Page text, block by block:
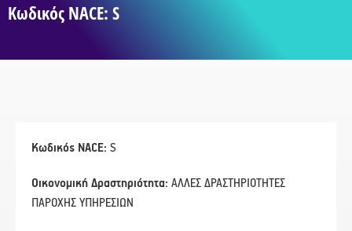
Κωδικός NACE: S
Κωδικός NACE: S
Οικονομική Δραστηριότητα: ΑΛΛΕΣ ΔΡΑΣΤΗΡΙΟΤΗΤΕΣ
ΠΑΡΟΧΗΣ ΥΠΗΡΕΣΙΩΝ